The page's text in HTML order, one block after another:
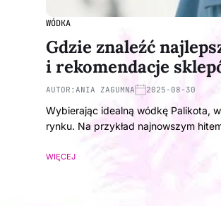
WÓDKA
Gdzie znaleźć
i rekomendacje
AUTOR: ANIA ZAGUMNA 2025-08-30
Wybierając idealną wódkę Palikota,
rynku. Na przykład najnowszym
WIĘCEJ